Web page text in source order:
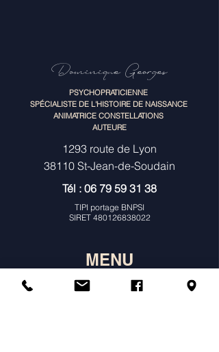
Dominique Georges
PSYCHOPRATICIENNE
SPÉCIALISTE DE L'HISTOIRE DE NAISSANCE
ANIMATRICE CONSTELLATIONS
AUTEURE
1293 route de Lyon
38110 St-Jean-de-Soudain
Tél : 06 79 59 31 38
TIPI portage BNPSI
SIRET 480126838022
MENU
À propos